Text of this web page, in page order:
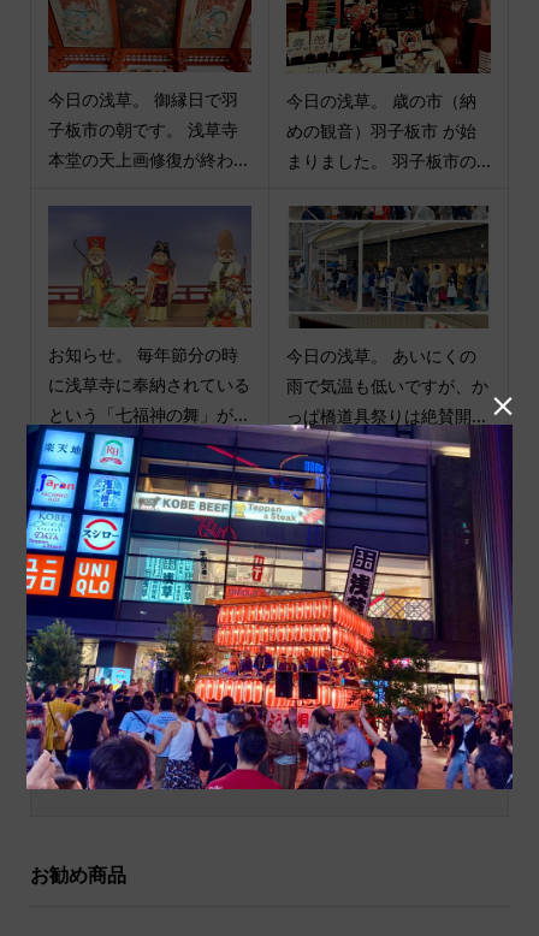
今日の浅草。 御縁日で羽
子板市の朝です。 浅草寺
本堂の天上画修復が終わ...
今日の浅草。 歳の市（納
めの観音）羽子板市 が始
まりました。 羽子板市の...
お知らせ。 毎年節分の時
に浅草寺に奉納されている
という「七福神の舞」が...
今日の浅草。 あいにくの
雨で気温も低いですが、か
っぱ橋道具祭りは絶賛開...
商品カテゴリ
商品ジャンル
ポチ袋
和小物
祝儀袋
お勧め商品
